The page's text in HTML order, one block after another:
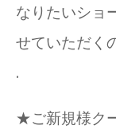
なりたいショ
せていただく
.
★ご新規様ク